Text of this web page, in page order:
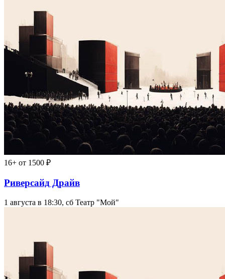
16+ от 1500 ₽
Риверсайд Драйв
1 августа в 18:30, сб Театр "Мой"